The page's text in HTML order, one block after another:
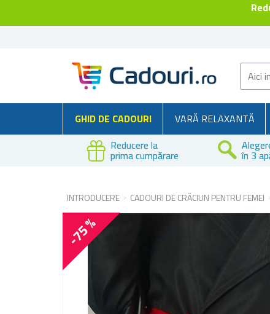
GHID DE CADOURI VARĂ RELAXANTĂ
Reducere la
prima cumpărare în 3
INTRODUCERE CADOURI DE CRĂCIUN PENTRU FEMEI
-75 %